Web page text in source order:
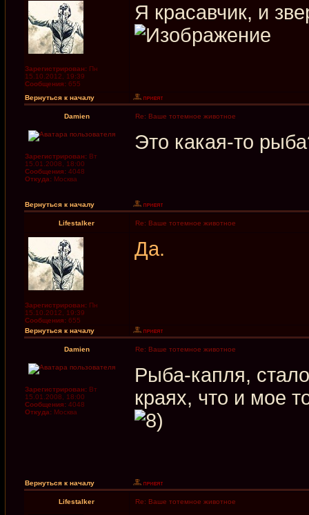
Зарегистрирован: Пн
15.10.2012, 19:39
Сообщения: 655
Я красавчик, и
Вернуться к началу
Damien Re: Ваше тотемное животное
Зарегистрирован: Вт
15.01.2008, 18:00
Сообщения: 4048
Откуда: Москва
Это какая-то
Вернуться к началу
Lifestalker Re: Ваше тотемное животное
Зарегистрирован: Пн
15.10.2012, 19:39
Сообщения: 655
Да.
Вернуться к началу
Damien Re: Ваше тотемное животное
Зарегистрирован: Вт
15.01.2008, 18:00
Сообщения: 4048
Откуда: Москва
Рыба-капля,
краях, что и мое
Вернуться к началу
Lifestalker Re: Ваше тотемное животное